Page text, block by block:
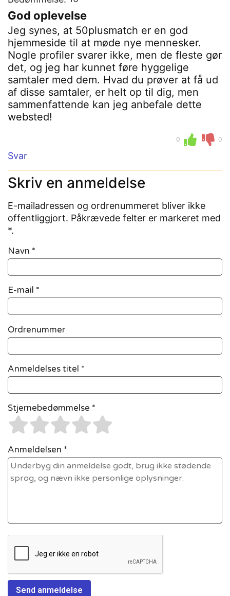
God oplevelse
Jeg synes, at 50plusmatch er en god
hjemmeside til at møde nye mennesker.
Nogle profiler svarer ikke, men de fleste gør
det, og jeg har kunnet føre hyggelige
samtaler med dem. Hvad du prøver at få ud
af disse samtaler, er helt op til dig, men
sammenfattende kan jeg anbefale dette
websted!
0 0
Svar
Skriv en anmeldelse
E-mailadressen og ordrenummeret bliver ikke
offentliggjort. Påkrævede felter er markeret med
*.
Navn *
E-mail *
Ordrenummer
Anmeldelses titel *
Stjernebedømmelse *
Anmeldelsen *